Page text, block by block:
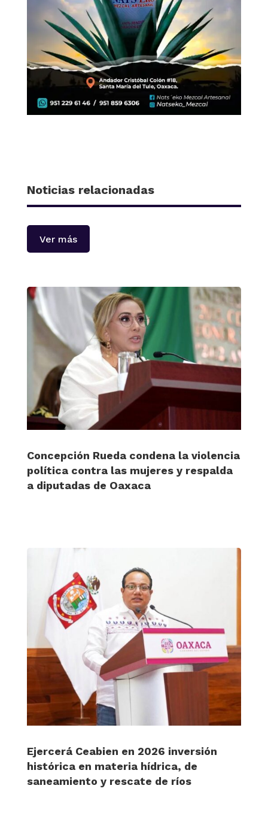
Noticias relacionadas
Ver más
Concepción Rueda condena la violencia
política contra las mujeres y respalda
a diputadas de Oaxaca
Ejercerá Ceabien en 2026 inversión
histórica en materia hídrica, de
saneamiento y rescate de ríos